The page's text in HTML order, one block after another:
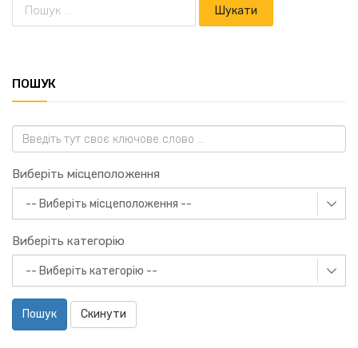
ПОШУК
Виберіть місцеположення
Виберіть категорію
Пошук Скинути